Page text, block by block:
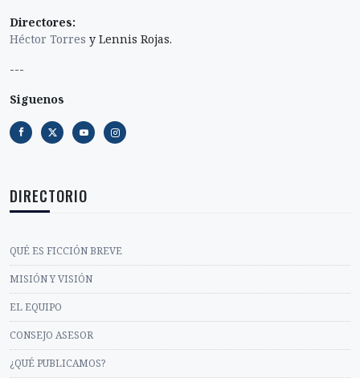
Directores:
Héctor Torres y Lennis Rojas.
---
Siguenos
DIRECTORIO
QUÉ ES FICCIÓN BREVE
MISIÓN Y VISIÓN
EL EQUIPO
CONSEJO ASESOR
¿QUÉ PUBLICAMOS?